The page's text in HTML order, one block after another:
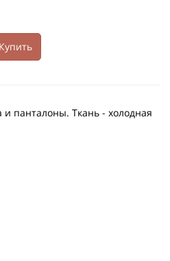
Купить
и панталоны. Ткань - холодная